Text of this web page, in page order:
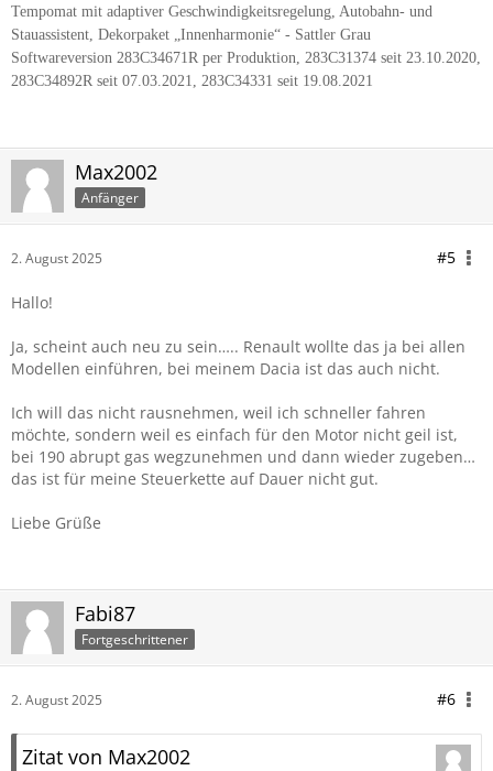
Tempomat mit adaptiver Geschwindigkeitsregelung, Autobahn- und
Stauassistent, Dekorpaket „Innenharmonie“ - Sattler Grau
Softwareversion 283C34671R per Produktion, 283C31374 seit 23.10.2020,
283C34892R seit 07.03.2021, 283C34331 seit 19.08.2021
Max2002
Anfänger
2. August 2025 #5
Hallo!
Ja, scheint auch neu zu sein….. Renault wollte das ja bei allen
Modellen einführen, bei meinem Dacia ist das auch nicht.
Ich will das nicht rausnehmen, weil ich schneller fahren
möchte, sondern weil es einfach für den Motor nicht geil ist,
bei 190 abrupt gas wegzunehmen und dann wieder zugeben…
das ist für meine Steuerkette auf Dauer nicht gut.
Liebe Grüße
Fabi87
Fortgeschrittener
2. August 2025 #6
Zitat von Max2002